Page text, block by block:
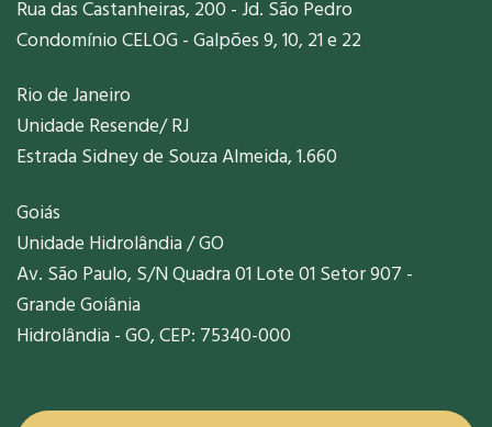
Rua das Castanheiras, 200 - Jd. São Pedro
Condomínio CELOG - Galpões 9, 10, 21 e 22
Rio de Janeiro
Unidade Resende/ RJ
Estrada Sidney de Souza Almeida, 1.660
Goiás
Unidade Hidrolândia / GO
Av. São Paulo, S/N Quadra 01 Lote 01 Setor 907 -
Grande Goiânia
Hidrolândia - GO, CEP: 75340-000